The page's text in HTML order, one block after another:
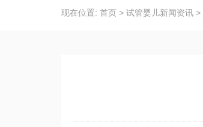
现在位置: 首页 > 试管婴儿新闻资讯 >